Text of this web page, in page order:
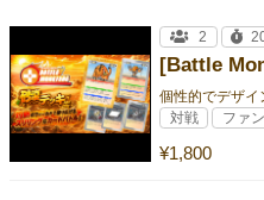
[Battle
¥1,800
2
対戦 ファ